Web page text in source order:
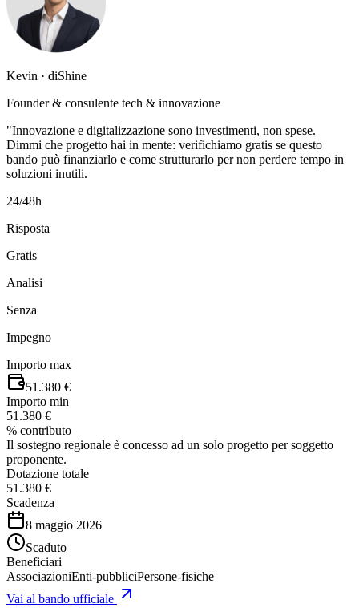
Kevin · diShine
Founder & consulente tech & innovazione
"Innovazione e digitalizzazione sono investimenti, non spese.
Dimmi che progetto hai in mente: verifichiamo gratis se questo
bando può finanziarlo e come strutturarlo per non perdere tempo in
soluzioni inutili.
24/48h
Risposta
Gratis
Analisi
Senza
Impegno
Importo max
51.380 €
Importo min
51.380 €
% contributo
Il sostegno regionale è concesso ad un solo progetto per soggetto
proponente.
Dotazione totale
51.380 €
Scadenza
8 maggio 2026
Scaduto
Beneficiari
AssociazioniEnti-pubbliciPersone-fisiche
Vai al bando ufficiale